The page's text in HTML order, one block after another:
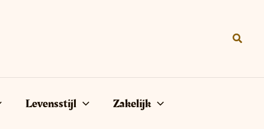
Levensstijl Zakelijk